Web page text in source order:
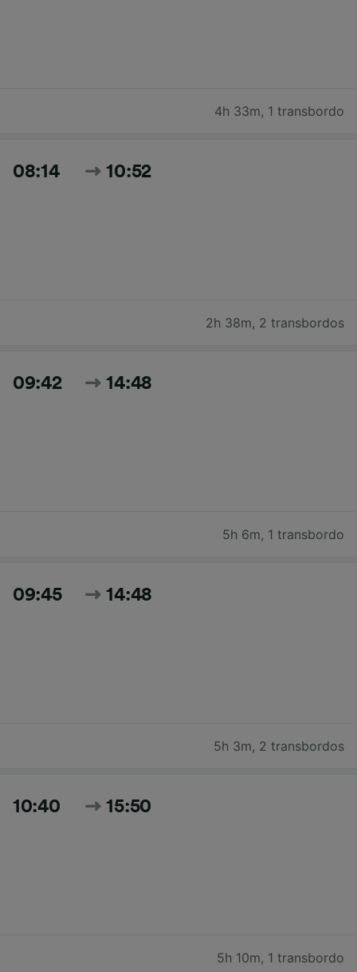
4h 33m, 1 transbordo
08:14 10:52
2h 38m, 2 transbordos
09:42 14:48
5h 6m, 1 transbordo
09:45 14:48
5h 3m, 2 transbordos
10:40 15:50
5h 10m, 1 transbordo